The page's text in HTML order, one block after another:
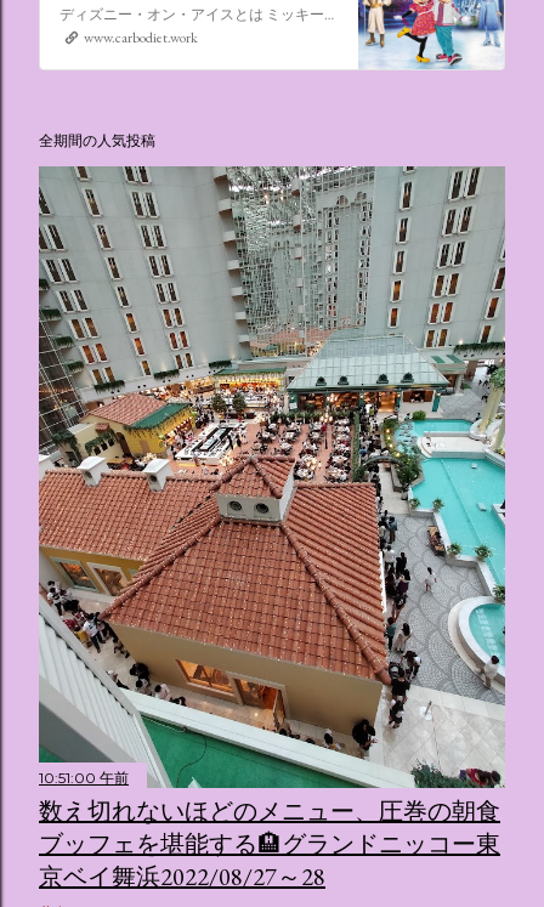
ディズニー・オン・アイスとは ミッキーマウスやミニーマウスをはじめ、たくさんのディズニーキャラクターが登場し、世代を超えて愛され続けている、氷の上のミュージカルショーです。
www.carbodiet.work
全期間の人気投稿
10:51:00 午前
数え切れないほどのメニュー、圧巻の朝食
ブッフェを堪能する🏨グランドニッコー東
京ベイ舞浜2022/08/27～28